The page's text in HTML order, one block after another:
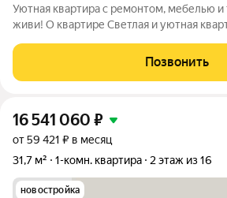
Уютная квартира с ремонтом, мебелью и
живи! О квартире Светлая и уютная
требует дополнительных вложений можно переезжать сразу
после покупки. Все для
Позвонить
16 541 060 ₽
от 59 421 ₽ в месяц
31,7 м²
1-комн. квартира 2 этаж из 16
новостройка